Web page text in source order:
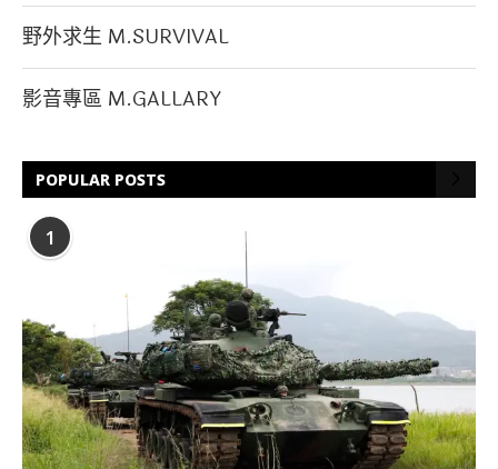
野外求生 M.SURVIVAL
影音專區 M.GALLARY
POPULAR POSTS
1